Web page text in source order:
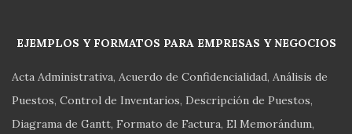
EJEMPLOS Y FORMATOS PARA EMPRESAS Y NEGOCIOS
Acta Administrativa Acuerdo de Confidencialidad Análisis de
Puestos Control de Inventarios Descripción de Puestos
Diagrama de Gantt Formato de Factura El Memorándum